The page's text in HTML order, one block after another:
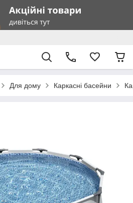
Для дому Каркасні басейни